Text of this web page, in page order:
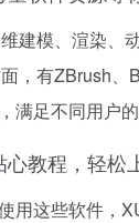
建模、渲染、
，有ZBrush
满足不同用户的
教程，轻松
用这些软件，